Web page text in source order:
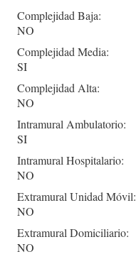
Complejidad Baja:
NO
Complejidad Media:
SI
Complejidad Alta:
NO
Intramural Ambulatorio:
SI
Intramural Hospitalario:
NO
Extramural Unidad Móvil:
NO
Extramural Domiciliario:
NO